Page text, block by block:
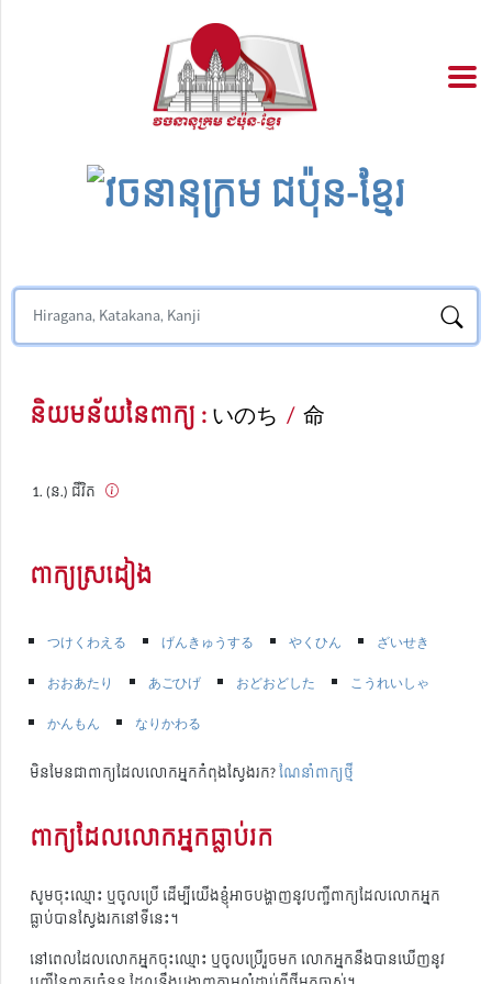
និយមន័យនៃពាក្យ :いのち / 命
(ន.) ជីវិត
ពាក្យស្រដៀង
つけくわえる げんきゅうする やくひん
ざいせき
おおあたり
あごひげ おどおどした
こうれいしゃ
かんもん
なりかわる
មិនមែនជាពាក្យដែលលោកអ្នកកំពុងស្វែងរក?ណែនាំពាក្យថ្មី
ពាក្យដែលលោកអ្នកធ្លាប់រក
សូមចុះឈ្មោះ ឬចូលប្រើ ដើម្បីយើងខ្ញុំអាចបង្ហាញនូវបញ្ជីពាក្យដែលលោកអ្នក
ធ្លាប់បានស្វែងរកនៅទីនេះ។
នៅពេលដែលលោកអ្នកចុះឈ្មោះ ឬចូលប្រើរួចមក លោកអ្នកនឹងបានឃើញនូវ